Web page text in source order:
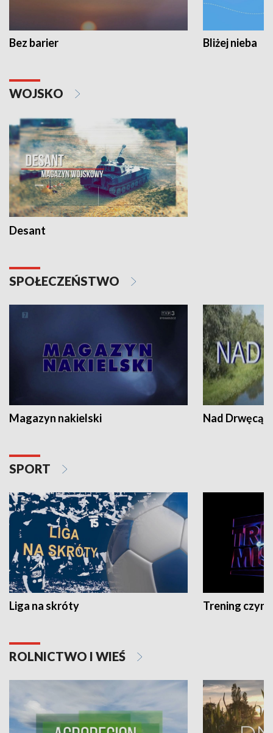
Bez barier Bliżej nieba
WOJSKO
Desant
SPOŁECZEŃSTWO
Magazyn nakielski Nad Drwęcą
SPORT
Liga na skróty Trening czyni
ROLNICTWO I WIEŚ